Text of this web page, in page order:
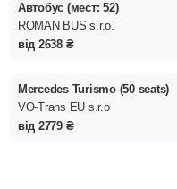
Автобус (мест: 52)
ROMAN BUS s.r.o.
від 2638 ₴
Mercedes Turismo (50 seats)
VO-Trans EU s.r.o
від 2779 ₴